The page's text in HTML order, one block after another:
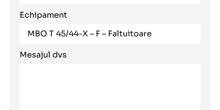
Echipament
Mesajul dvs